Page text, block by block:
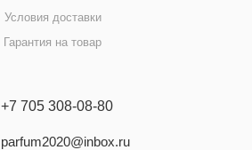
Условия доставки
Гарантия на товар
+7 705 308-08-80
parfum2020@inbox.ru